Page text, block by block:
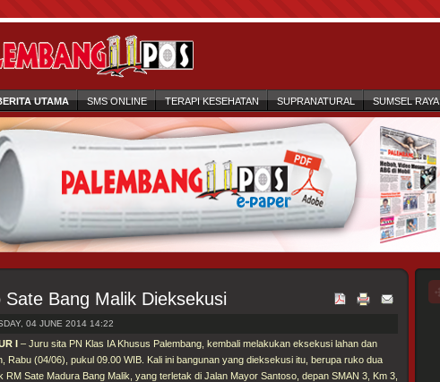
UTAMA SMS ONLINE TERAPI KESEHATAN SUPRANATURAL SUMSEL RAYA
Sate Bang Malik Dieksekusi
04 JUNE 2014 14:22
I – Juru sita PN Klas IA Khusus Palembang, kembali melakukan eksekusi lahan dan
Rabu (04/06), pukul 09.00 WIB. Kali ini bangunan yang dieksekusi itu, berupa ruko dua
RM Sate Madura Bang Malik, yang terletak di Jalan Mayor Santoso, depan SMAN 3, Km 3,